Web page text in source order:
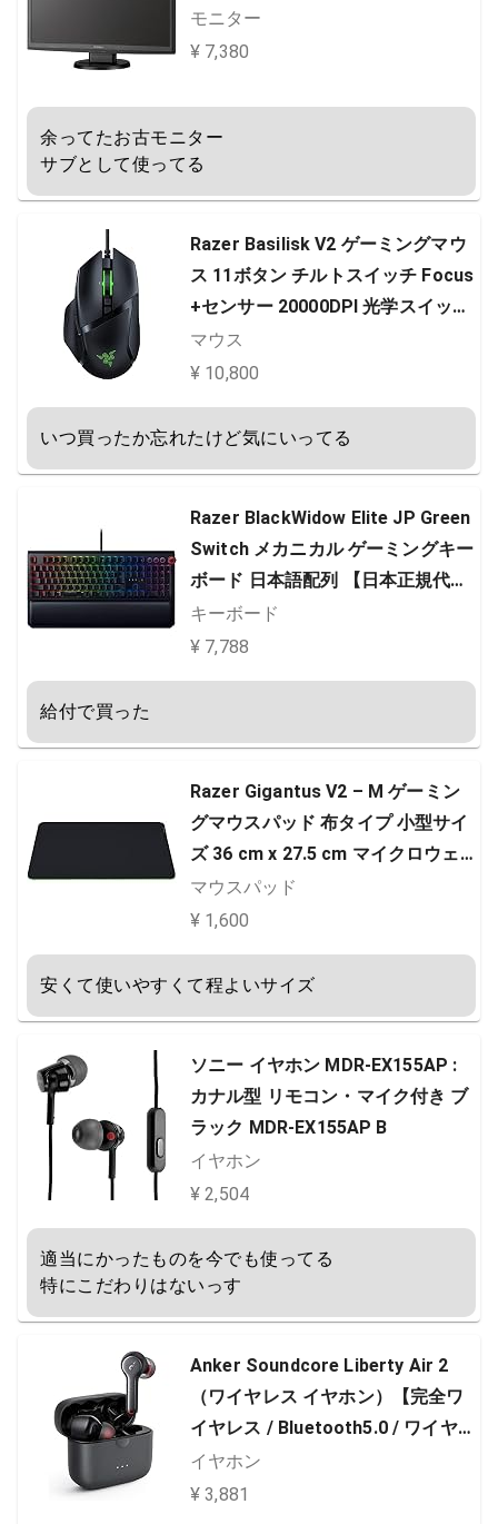
モニター
¥ 7,380
余ってたお古モニター
サブとして使ってる
Razer Basilisk V2 ゲーミングマウ
ス 11ボタン チルトスイッチ Focus
+センサー 20000DPI 光学スイッチ
柔らかい布巻ケーブル Chroma
【日本正規代理店保証品】 RZ01-0
マウス
¥ 10,800
いつ買ったか忘れたけど気にいってる
Razer BlackWidow Elite JP Green
Switch メカニカル ゲーミングキー
ボード 日本語配列 【日本正規代理
店保証品】 RZ03-02620800-R3J1
ブラック
キーボード
¥ 7,788
給付で買った
Razer Gigantus V2 – M ゲーミン
グマウスパッド 布タイプ 小型サイ
ズ 36 cm x 27.5 cm マイクロウェ
ーブクロス 【日本正規代理店保証
品】 RZ02-03330200-R3M1
マウスパッド
¥ 1,600
安くて使いやすくて程よいサイズ
ソニー イヤホン MDR-EX155AP :
カナル型 リモコン・マイク付き ブ
ラック MDR-EX155AP B
イヤホン
¥ 2,504
適当にかったものを今でも使ってる
特にこだわりはないっす
Anker Soundcore Liberty Air 2
（ワイヤレス イヤホン）【完全ワ
イヤレス / Bluetooth5.0 / ワイヤレ
ス充電対応 / IPX5防水規格 / 最大2
8時間音楽再生 / HearID機能/Qualc
イヤホン
¥ 3,881